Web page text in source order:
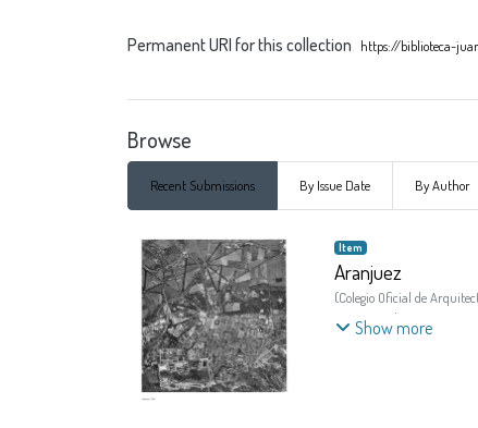
Permanent URI for this collection https://biblioteca-
Browse
Recent Submissions By Issue Date By Author
Recent Submissions
Item
Aranjuez
(Colegio Oficial de
Atienza Rodrigo
Show more